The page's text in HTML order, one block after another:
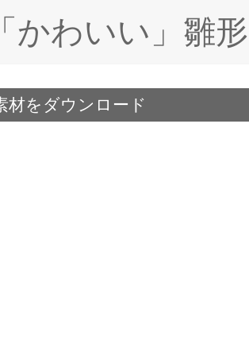
かわいい」雛
材をダウンロード